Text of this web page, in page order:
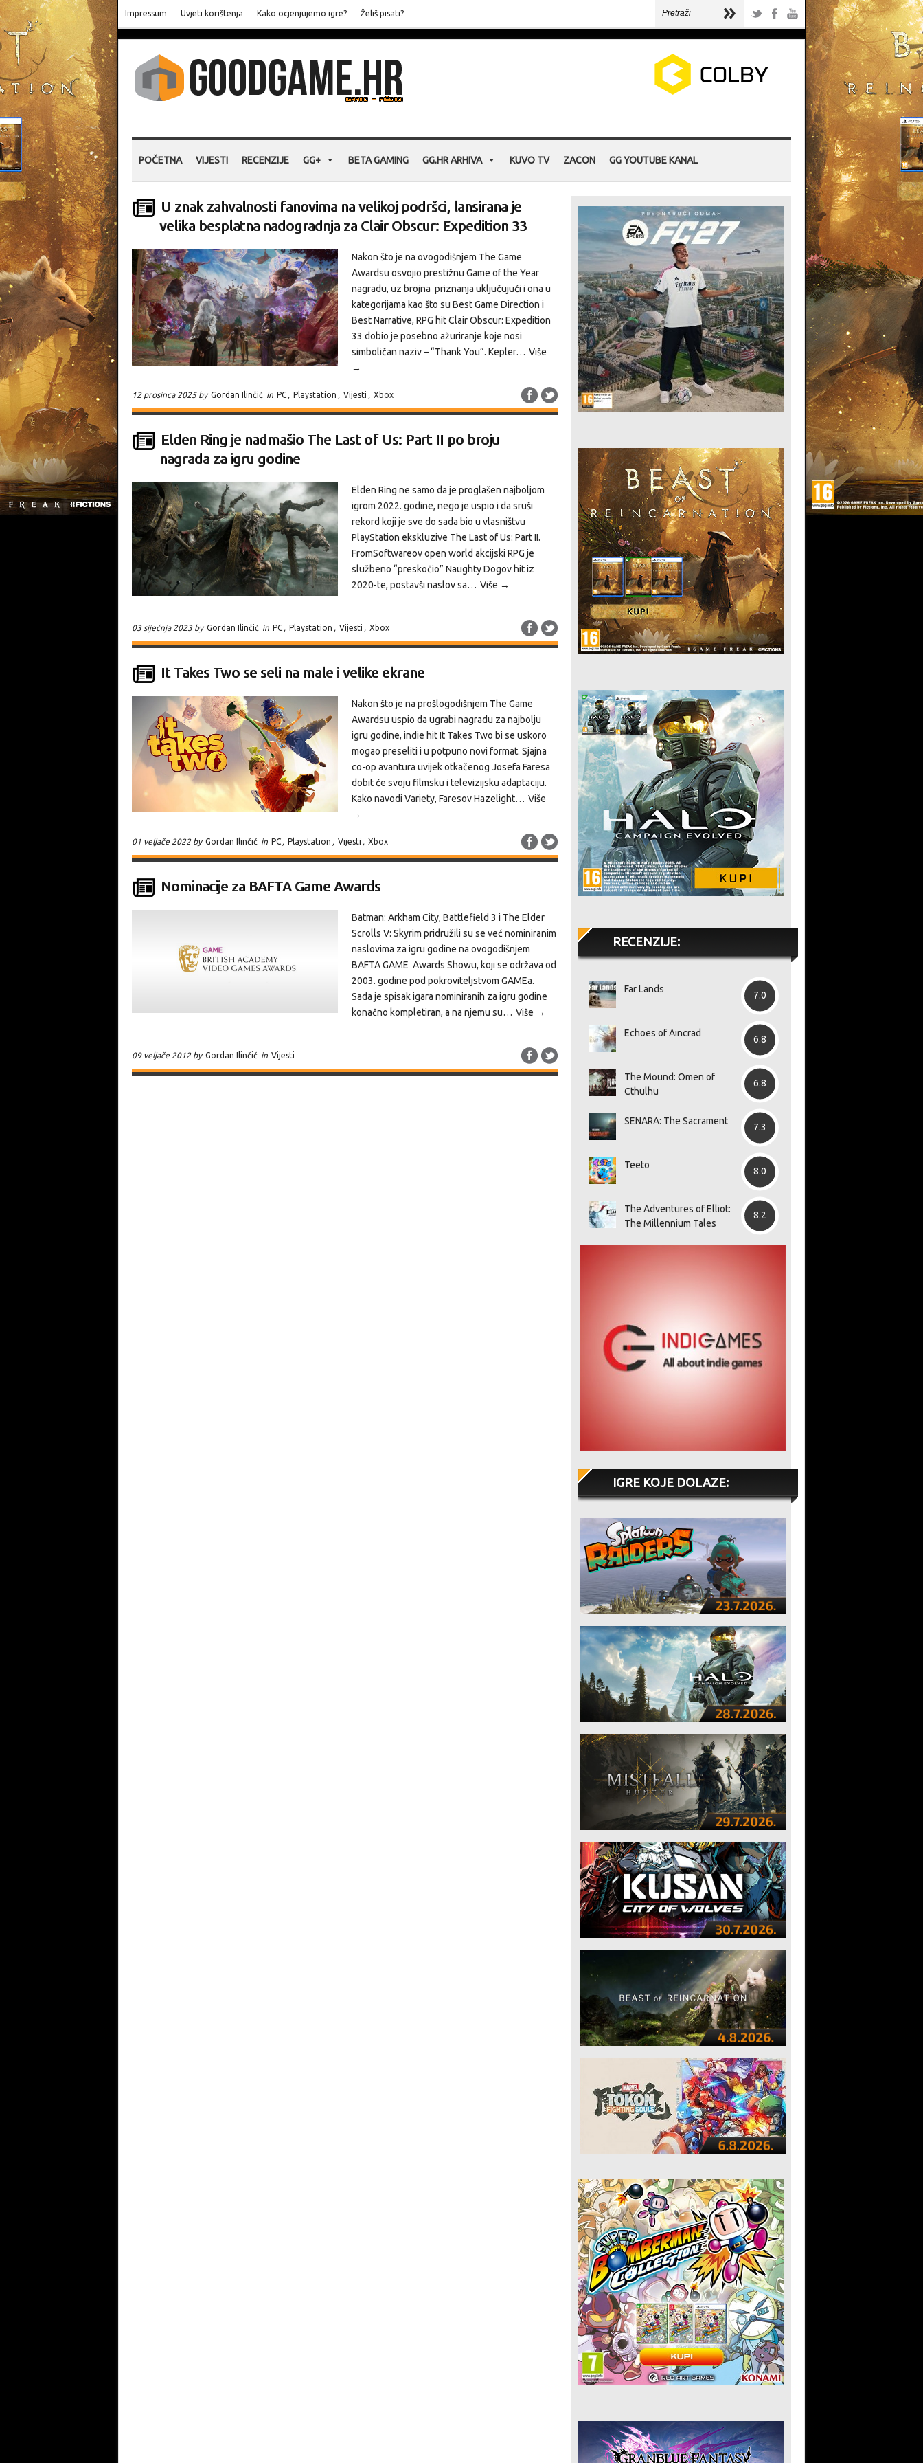
Impressum Uvjeti korištenja Kako ocjenjujemo igre? Želiš pisati?
POČETNA VIJESTI RECENZIJE GG+ BETA GAMING GG.HR ARHIVA KUVO TV ZACON GG YOUTUBE KANAL
U znak zahvalnosti fanovima na velikoj podršci, lansirana je
velika besplatna nadogradnja za Clair Obscur: Expedition 33
Nakon što je na ovogodišnjem The Game
Awardsu osvojio prestižnu Game of the Year
nagradu, uz brojna priznanja uključujući i ona u
kategorijama kao što su Best Game Direction i
Best Narrative, RPG hit Clair Obscur: Expedition
33 dobio je posebno ažuriranje koje nosi
simboličan naziv – “Thank You”. Kepler… Više
→
12 prosinca 2025 by Gordan Ilinčić in PC , Playstation , Vijesti , Xbox
Elden Ring je nadmašio The Last of Us: Part II po broju
nagrada za igru godine
Elden Ring ne samo da je proglašen najboljom
igrom 2022. godine, nego je uspio i da sruši
rekord koji je sve do sada bio u vlasništvu
PlayStation ekskluzive The Last of Us: Part II.
FromSoftwareov open world akcijski RPG je
službeno “preskočio” Naughty Dogov hit iz
2020-te, postavši naslov sa… Više →
03 siječnja 2023 by Gordan Ilinčić in PC , Playstation , Vijesti , Xbox
It Takes Two se seli na male i velike ekrane
Nakon što je na prošlogodišnjem The Game
Awardsu uspio da ugrabi nagradu za najbolju
igru godine, indie hit It Takes Two bi se uskoro
mogao preseliti i u potpuno novi format. Sjajna
co-op avantura uvijek otkačenog Josefa Faresa
dobit će svoju filmsku i televizijsku adaptaciju.
Kako navodi Variety, Faresov Hazelight… Više
→
01 veljače 2022 by Gordan Ilinčić in PC , Playstation , Vijesti , Xbox
Nominacije za BAFTA Game Awards
Batman: Arkham City, Battlefield 3 i The Elder
Scrolls V: Skyrim pridružili su se već nominiranim
naslovima za igru godine na ovogodišnjem
BAFTA GAME Awards Showu, koji se održava od
2003. godine pod pokroviteljstvom GAMEa.
Sada je spisak igara nominiranih za igru godine
konačno kompletiran, a na njemu su… Više →
09 veljače 2012 by Gordan Ilinčić in Vijesti
RECENZIJE:
Far Lands
7.0
Echoes of Aincrad
6.8
The Mound: Omen of
Cthulhu
6.8
SENARA: The Sacrament
7.3
Teeto
8.0
The Adventures of Elliot:
The Millennium Tales
8.2
IGRE KOJE DOLAZE: